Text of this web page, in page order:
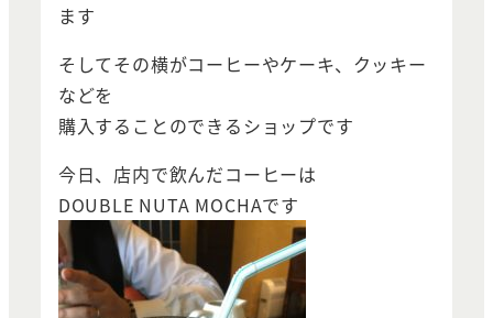
ます
そしてその横がコーヒーやケーキ、クッキー
などを
購入することのできるショップです
今日、店内で飲んだコーヒーは
DOUBLE NUTA MOCHAです